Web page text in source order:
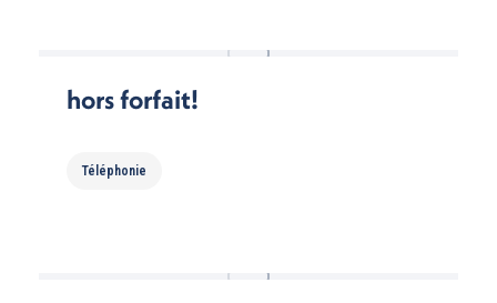
hors forfait!
Téléphonie